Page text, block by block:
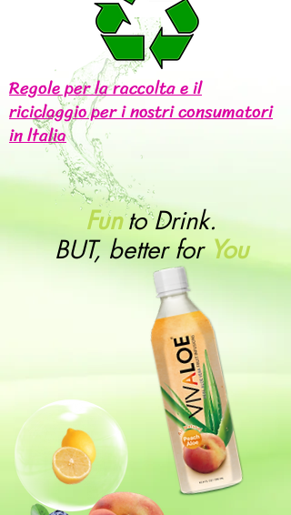
Regole per la raccolta e il
riciclaggio per i nostri consumatori
in ltalia
Fun to Drink.
BUT, better for You